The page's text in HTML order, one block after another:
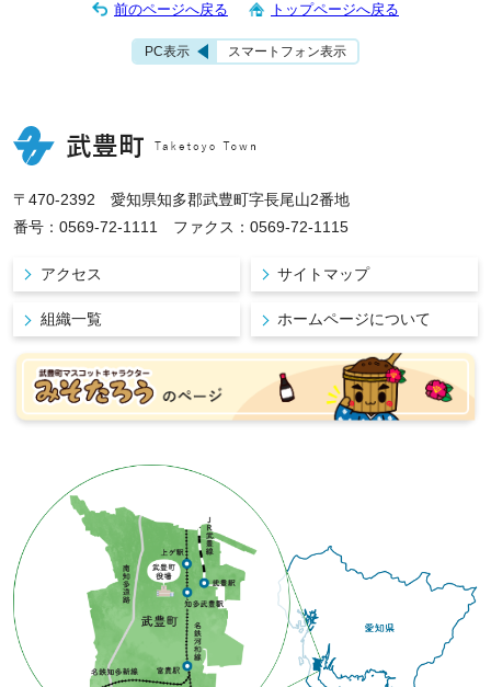
前のページへ戻る トップページへ戻る
PC表示 スマートフォン表示
〒470-2392 愛知県知多郡武豊町字長尾山2番地
番号：0569-72-1111 ファクス：0569-72-1115
アクセス サイトマップ
組織一覧 ホームページについて